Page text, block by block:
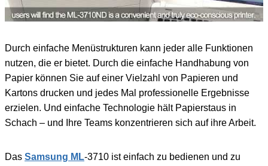
Durch einfache Menüstrukturen kann jeder alle Funktionen
nutzen, die er bietet. Durch die einfache Handhabung von
Papier können Sie auf einer Vielzahl von Papieren und
Kartons drucken und jedes Mal professionelle Ergebnisse
erzielen. Und einfache Technologie hält Papierstaus in
Schach – und Ihre Teams konzentrieren sich auf ihre Arbeit.
Das Samsung ML-3710 ist einfach zu bedienen und zu